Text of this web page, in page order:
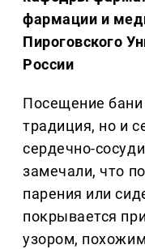
фармации и
Пироговского
России
Посещение бани
традиция, но и
сердечно-
замечали, что
парения или
покрывается
узором,